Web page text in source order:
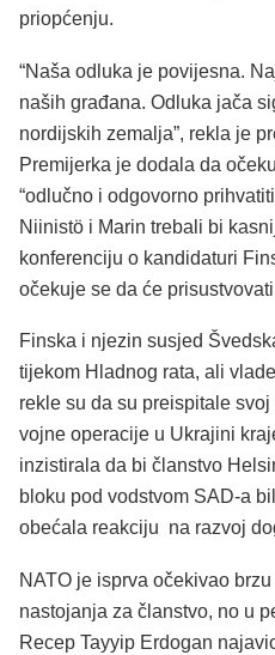
priopćenju.
“Naša odluka je povijesna.
naših građana. Odluka jača
nordijskih zemalja”, rekla je
Premijerka je dodala da
“odlučno i odgovorno
Niinistö i Marin trebali bi
konferenciju o kandidaturi
očekuje se da će
Finska i njezin susjed
tijekom Hladnog rata, ali
rekle su da su preispitale
vojne operacije u Ukrajini
inzistirala da bi članstvo
bloku pod vodstvom SAD-a
obećala reakciju na razvoj
NATO je isprva očekivao
nastojanja za članstvo, no u
Recep Tayyip Erdogan